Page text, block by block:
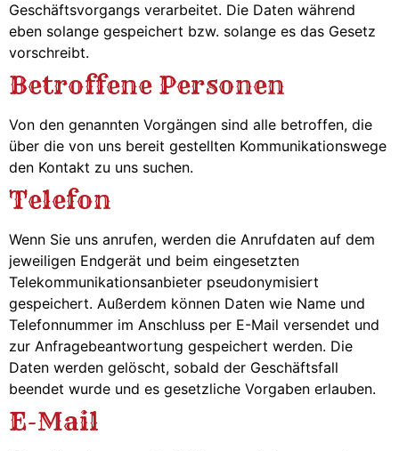
Geschäftsvorgangs verarbeitet. Die Daten während
eben solange gespeichert bzw. solange es das Gesetz
vorschreibt.
Betroffene Personen
Von den genannten Vorgängen sind alle betroffen, die
über die von uns bereit gestellten Kommunikationswege
den Kontakt zu uns suchen.
Telefon
Wenn Sie uns anrufen, werden die Anrufdaten auf dem
jeweiligen Endgerät und beim eingesetzten
Telekommunikationsanbieter pseudonymisiert
gespeichert. Außerdem können Daten wie Name und
Telefonnummer im Anschluss per E-Mail versendet und
zur Anfragebeantwortung gespeichert werden. Die
Daten werden gelöscht, sobald der Geschäftsfall
beendet wurde und es gesetzliche Vorgaben erlauben.
E-Mail